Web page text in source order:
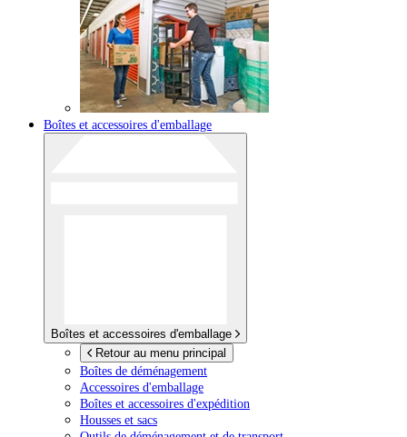
Boîtes et accessoires d'emballage
Boîtes et accessoires d'emballage
Retour au menu principal
Boîtes de déménagement
Accessoires d'emballage
Boîtes et accessoires d'expédition
Housses et sacs